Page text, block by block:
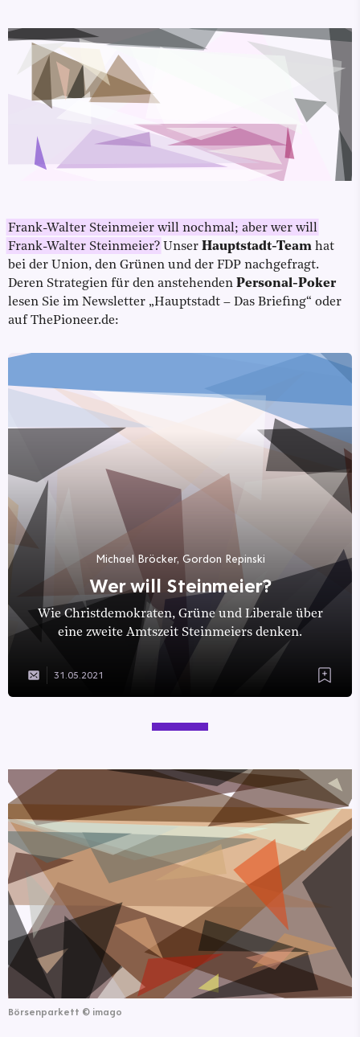
Frank-Walter Steinmeier will nochmal; aber wer will
Frank-Walter Steinmeier? Unser Hauptstadt-Team hat
bei der Union, den Grünen und der FDP nachgefragt.
Deren Strategien für den anstehenden Personal-Poker
lesen Sie im Newsletter „Hauptstadt – Das Briefing“ oder
auf ThePioneer.de:
Michael Bröcker, Gordon Repinski
Wer will Steinmeier?
Wie Christdemokraten, Grüne und Liberale über
eine zweite Amtszeit Steinmeiers denken.
31.05.2021
Börsenparkett © imago